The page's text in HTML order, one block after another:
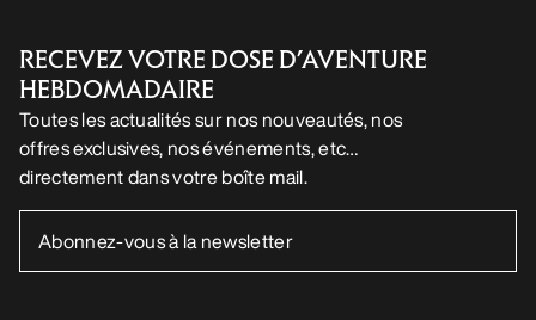
RECEVEZ VOTRE DOSE D’AVENTURE
HEBDOMADAIRE
Toutes les actualités sur nos nouveautés, nos
offres exclusives, nos événements, etc…
directement dans votre boîte mail.